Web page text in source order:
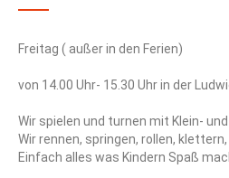
Freitag ( außer in den Ferien)
von 14.00 Uhr- 15.30 Uhr in der
Wir spielen und turnen mit Klein-
Wir rennen, springen, rollen, klettern,
Einfach alles was Kindern Spaß